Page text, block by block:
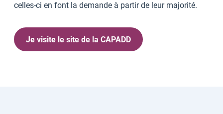
celles-ci en font la demande à partir de leur majorité.
Je visite le site de la CAPADD